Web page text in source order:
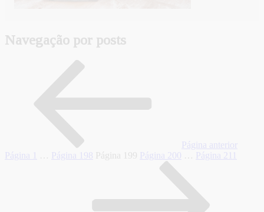
Navegação por posts
Página anterior
Página
Página 198 Página 199 Página 200 Página